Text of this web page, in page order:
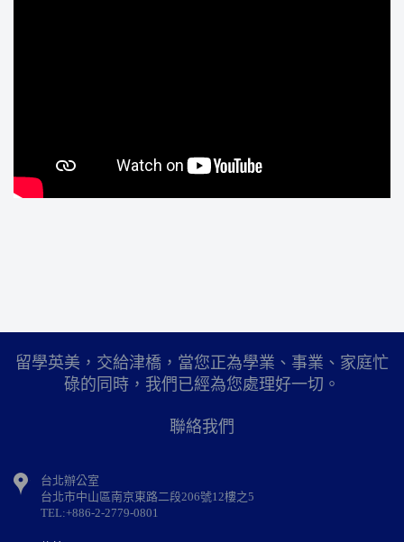
留學英美，交給津橋，當您正為學業、事業、家庭忙
碌的同時，我們已經為您處理好一切。
聯絡我們
台北辦公室
台北市中山區南京東路二段206號12樓之5
TEL:+886-2-2779-0801